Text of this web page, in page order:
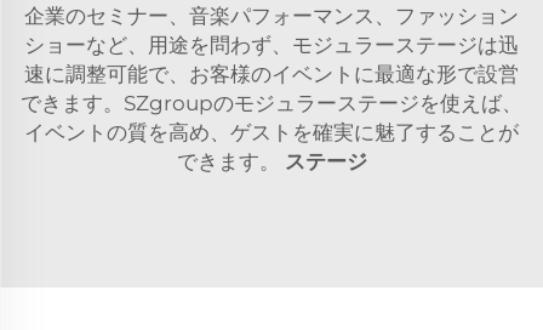
企業のセミナー、音楽パフォーマンス、ファッション
ショーなど、用途を問わず、モジュラーステージは迅
速に調整可能で、お客様のイベントに最適な形で設営
できます。SZgroupのモジュラーステージを使えば、
イベントの質を高め、ゲストを確実に魅了することが
できます。
ステージ